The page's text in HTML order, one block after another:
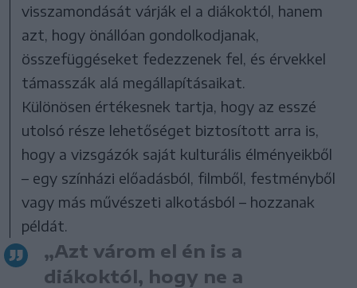
visszamondását várják el a diákoktól, hanem
azt, hogy önállóan gondolkodjanak,
összefüggéseket fedezzenek fel, és érvekkel
támasszák alá megállapításaikat.
Különösen értékesnek tartja, hogy az esszé
utolsó része lehetőséget biztosított arra is,
hogy a vizsgázók saját kulturális élményeikből
– egy színházi előadásból, filmből, festményből
vagy más művészeti alkotásból – hozzanak
példát.
„Azt várom el én is a
diákoktól, hogy ne a